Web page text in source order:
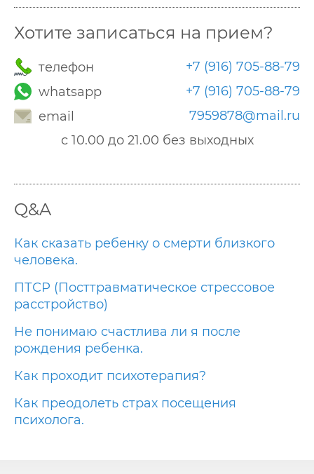
Хотите записаться на прием?
телефон
+7 (916) 705-88-79
whatsapp
+7 (916) 705-88-79
email
7959878@mail.ru
с 10.00 до 21.00 без выходных
Q&A
Как сказать ребенку о смерти близкого
человека.
ПТСР (Посттравматическое стрессовое
расстройство)
Не понимаю счастлива ли я после
рождения ребенка.
Как проходит психотерапия?
Как преодолеть страх посещения
психолога.